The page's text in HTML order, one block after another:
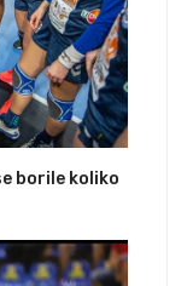
borile koliko